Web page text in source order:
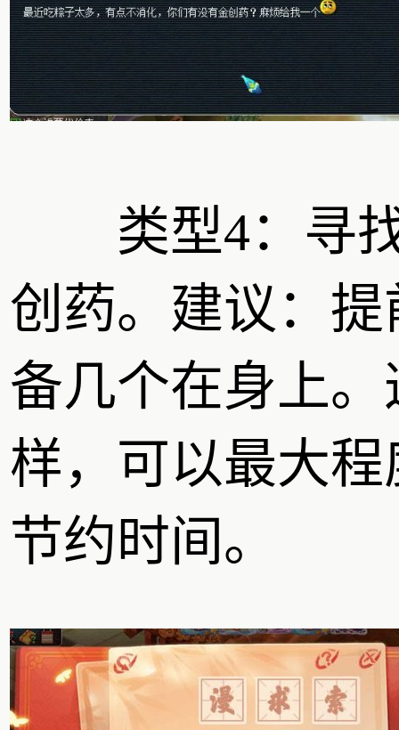
类型4：寻
创药。建议：提
备几个在身上。
样，可以最大程
节约时间。